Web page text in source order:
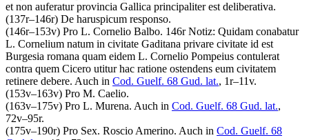
et non auferatur provincia Gallica principaliter est deliberativa.
(137r–146r) De haruspicum responso.
(146r–153v) Pro L. Cornelio Balbo. 146r Notiz: Quidam conabatur
L. Cornelium natum in civitate Gaditana privare civitate id est
Burgesia romana quam eidem L. Cornelio Pompeius contulerat
contra quem Cicero utitur hac ratione ostendens eum civitatem
retinere debere. Auch in Cod. Guelf. 68 Gud. lat., 1r–11v.
(153v–163v) Pro M. Caelio.
(163v–175v) Pro L. Murena. Auch in Cod. Guelf. 68 Gud. lat.,
72v–95r.
(175v–190r) Pro Sex. Roscio Amerino. Auch in Cod. Guelf. 68